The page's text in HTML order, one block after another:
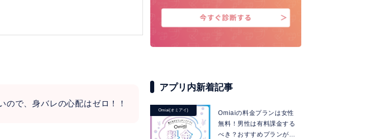
で、身バレの心配はゼロ！！
アプリ内新着記事
Omiai(オミアイ)
Omiaiの料金プランは女性
無料！男性は有料課金する
べき？おすすめプランがわ